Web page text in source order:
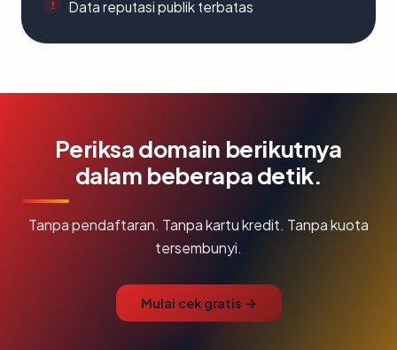
Data reputasi publik terbatas
Periksa domain berikutnya
dalam beberapa detik.
Tanpa pendaftaran. Tanpa kartu kredit. Tanpa kuota
tersembunyi.
Mulai cek gratis →